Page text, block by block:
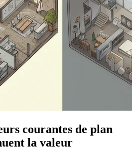
courantes de plan
la valeur